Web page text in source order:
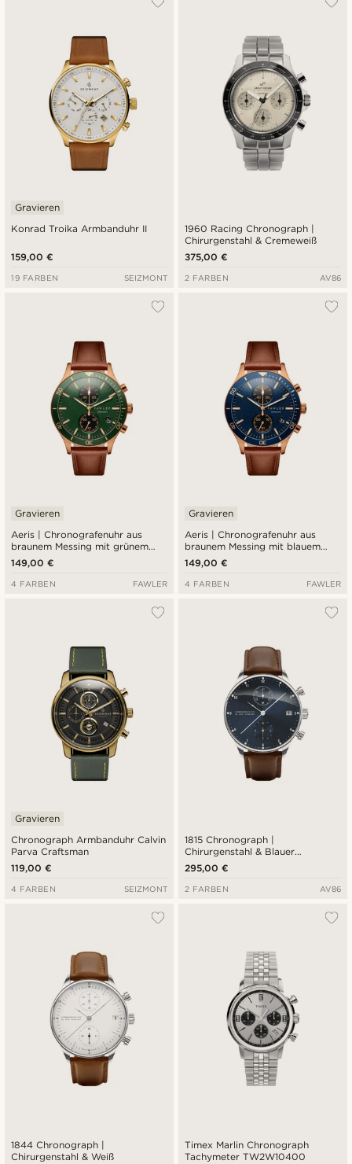
Konrad Troika Armbanduhr II
Gravieren
159,00 €
19 FARBEN SEIZMONT
1960 Racing Chronograph |
Chirurgenstahl & Cremeweiß
375,00 €
2 FARBEN AV86
Aeris | Chronografenuhr aus
braunem Messing mit grünem
Zifferblatt
Gravieren
149,00 €
4 FARBEN FAWLER
Aeris | Chronografenuhr aus
braunem Messing mit blauem
Zifferblatt
Gravieren
149,00 €
4 FARBEN FAWLER
Chronograph Armbanduhr Calvin
Parva Craftsman
Gravieren
119,00 €
4 FARBEN SEIZMONT
1815 Chronograph |
Chirurgenstahl & Blauer
Sonnenschliff
295,00 €
2 FARBEN AV86
1844 Chronograph |
Chirurgenstahl & Weiß
Timex Marlin Chronograph
Tachymeter TW2W10400